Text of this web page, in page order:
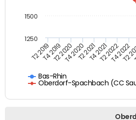
Bas-Rhin
Oberdorf-Spachbach (CC
T2 2019T4 2019T2 2020T4 2020T2 2021T4 2021T2 2022T4 2022
T2
1250
1500